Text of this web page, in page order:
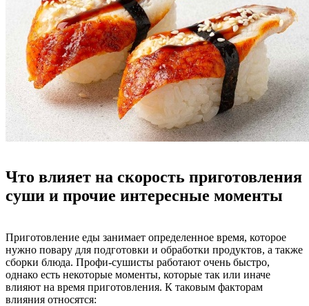
Что влияет на скорость приготовления
суши и прочие интересные моменты
Приготовление еды занимает определенное время, которое
нужно повару для подготовки и обработки продуктов, а также
сборки блюда. Профи-сушисты работают очень быстро,
однако есть некоторые моменты, которые так или иначе
влияют на время приготовления. К таковым факторам
влияния относятся: